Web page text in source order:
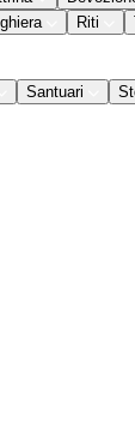
Riti
Santuari